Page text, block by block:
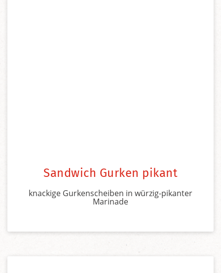
Sandwich Gurken pikant
knackige Gurkenscheiben in würzig-pikanter
Marinade